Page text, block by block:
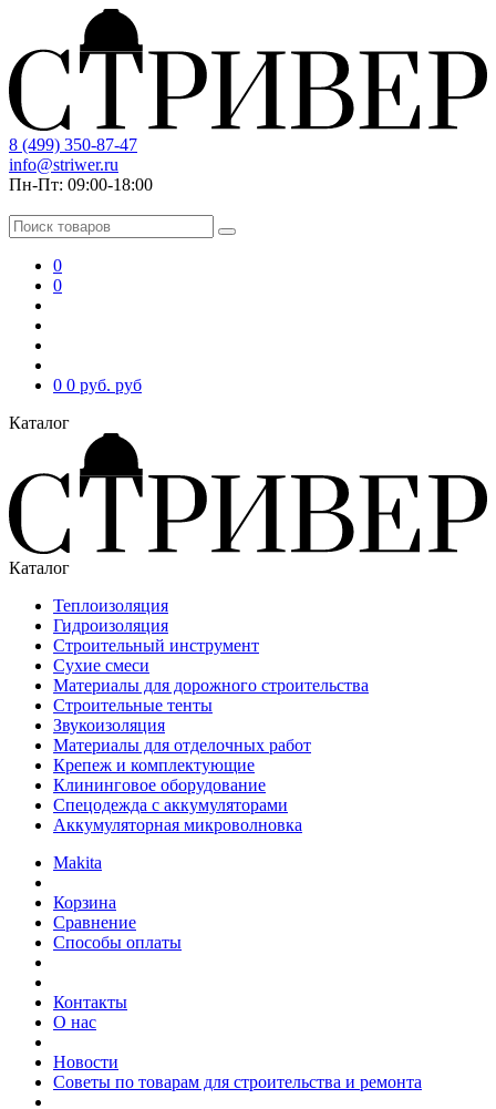
8 (499) 350-87-47
info@striwer.ru
Пн-Пт: 09:00-18:00
0
0
0 0 руб. руб
Каталог
Каталог
Теплоизоляция
Гидроизоляция
Строительный инструмент
Сухие смеси
Материалы для дорожного строительства
Строительные тенты
Звукоизоляция
Материалы для отделочных работ
Крепеж и комплектующие
Клининговое оборудование
Спецодежда с аккумуляторами
Аккумуляторная микроволновка
Makita
Корзина
Сравнение
Способы оплаты
Контакты
О нас
Новости
Советы по товарам для строительства и ремонта